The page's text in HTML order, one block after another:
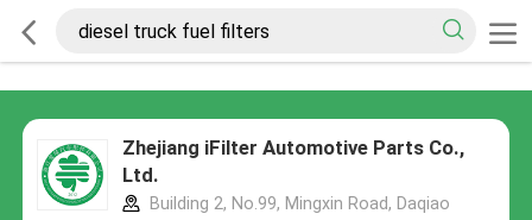
Zhejiang iFilter Automotive Parts Co.,
Ltd.
Building 2, No.99, Mingxin Road, Daqiao